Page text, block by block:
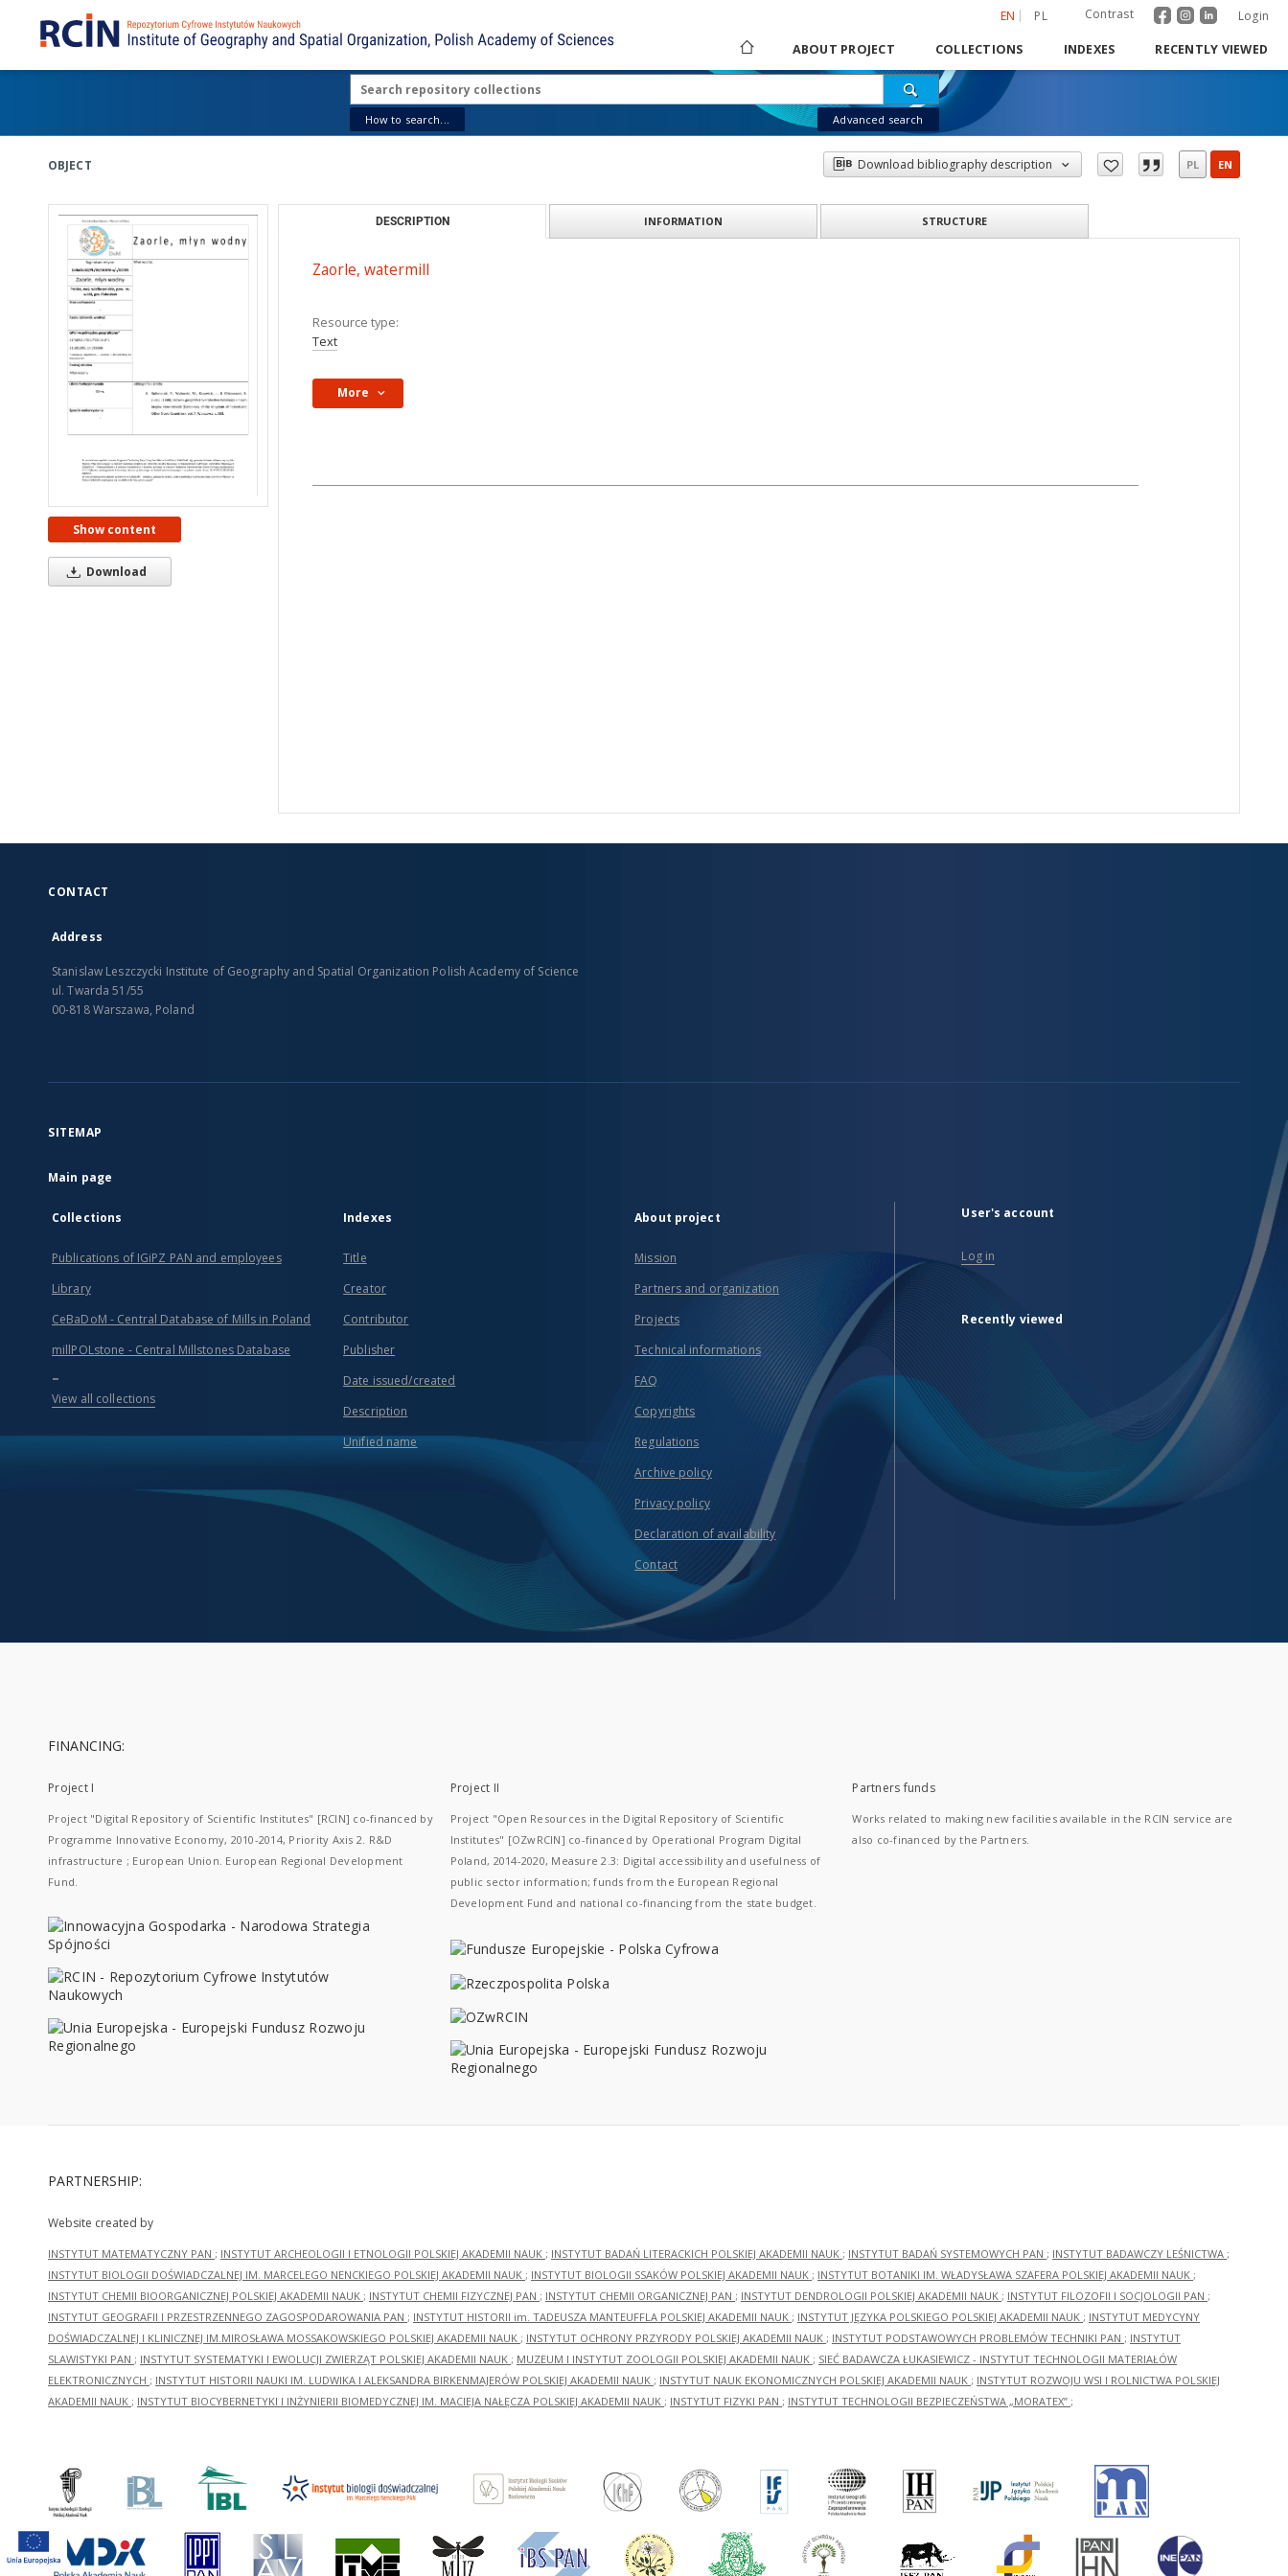
EN PL Contrast Login
ABOUT PROJECT COLLECTIONS INDEXES RECENTLY VIEWED
How to search... Advanced search
OBJECT Download bibliography description PL EN
Show content
Download
DESCRIPTION INFORMATION STRUCTURE
Zaorle, watermill
Resource type:
Text
More
CONTACT
Address
Stanislaw Leszczycki Institute of Geography and Spatial Organization Polish Academy of Science
ul. Twarda 51/55
00-818 Warszawa, Poland
SITEMAP
Main page
Collections
Publications of IGiPZ PAN and employees
Library
CeBaDoM - Central Database of Mills in Poland
millPOLstone - Central Millstones Database
...
View all collections
Indexes
Title
Creator
Contributor
Publisher
Date issued/created
Description
Unified name
About project
Mission
Partners and organization
Projects
Technical informations
FAQ
Copyrights
Regulations
Archive policy
Privacy policy
Declaration of availability
Contact
User's account
Log in
Recently viewed
FINANCING:
Project I
Project "Digital Repository of Scientific Institutes" [RCIN] co-financed by
Programme Innovative Economy, 2010-2014, Priority Axis 2. R&D
infrastructure ; European Union. European Regional Development
Fund.
Project II
Project "Open Resources in the Digital Repository of Scientific
Institutes" [OZwRCIN] co-financed by Operational Program Digital
Poland, 2014-2020, Measure 2.3: Digital accessibility and usefulness of
public sector information; funds from the European Regional
Development Fund and national co-financing from the state budget.
Partners funds
Works related to making new facilities available in the RCIN service are
also co-financed by the Partners.
PARTNERSHIP:
Website created by
INSTYTUT MATEMATYCZNY PAN ; INSTYTUT ARCHEOLOGII I ETNOLOGII POLSKIEJ AKADEMII NAUK ; INSTYTUT BADAŃ LITERACKICH POLSKIEJ AKADEMII NAUK ; INSTYTUT BADAŃ SYSTEMOWYCH PAN ; INSTYTUT BADAWCZY LEŚNICTWA ;
INSTYTUT BIOLOGII DOŚWIADCZALNEJ IM. MARCELEGO NENCKIEGO POLSKIEJ AKADEMII NAUK ; INSTYTUT BIOLOGII SSAKÓW POLSKIEJ AKADEMII NAUK ; INSTYTUT BOTANIKI IM. WŁADYSŁAWA SZAFERA POLSKIEJ AKADEMII NAUK ;
INSTYTUT CHEMII BIOORGANICZNEJ POLSKIEJ AKADEMII NAUK ; INSTYTUT CHEMII FIZYCZNEJ PAN ; INSTYTUT CHEMII ORGANICZNEJ PAN ; INSTYTUT DENDROLOGII POLSKIEJ AKADEMII NAUK ; INSTYTUT FILOZOFII I SOCJOLOGII PAN ;
INSTYTUT GEOGRAFII I PRZESTRZENNEGO ZAGOSPODAROWANIA PAN ; INSTYTUT HISTORII im. TADEUSZA MANTEUFFLA POLSKIEJ AKADEMII NAUK ; INSTYTUT JĘZYKA POLSKIEGO POLSKIEJ AKADEMII NAUK ; INSTYTUT MEDYCYNY
DOŚWIADCZALNEJ I KLINICZNEJ IM.MIROSŁAWA MOSSAKOWSKIEGO POLSKIEJ AKADEMII NAUK ; INSTYTUT OCHRONY PRZYRODY POLSKIEJ AKADEMII NAUK ; INSTYTUT PODSTAWOWYCH PROBLEMÓW TECHNIKI PAN ; INSTYTUT
SLAWISTYKI PAN ; INSTYTUT SYSTEMATYKI I EWOLUCJI ZWIERZĄT POLSKIEJ AKADEMII NAUK ; MUZEUM I INSTYTUT ZOOLOGII POLSKIEJ AKADEMII NAUK ; SIEĆ BADAWCZA ŁUKASIEWICZ - INSTYTUT TECHNOLOGII MATERIAŁÓW
ELEKTRONICZNYCH ; INSTYTUT HISTORII NAUKI IM. LUDWIKA I ALEKSANDRA BIRKENMAJERÓW POLSKIEJ AKADEMII NAUK ; INSTYTUT NAUK EKONOMICZNYCH POLSKIEJ AKADEMII NAUK ; INSTYTUT ROZWOJU WSI I ROLNICTWA POLSKIEJ
AKADEMII NAUK ; INSTYTUT BIOCYBERNETYKI I INŻYNIERII BIOMEDYCZNEJ IM. MACIEJA NAŁĘCZA POLSKIEJ AKADEMII NAUK ; INSTYTUT FIZYKI PAN ; INSTYTUT TECHNOLOGII BEZPIECZEŃSTWA „MORATEX” ;